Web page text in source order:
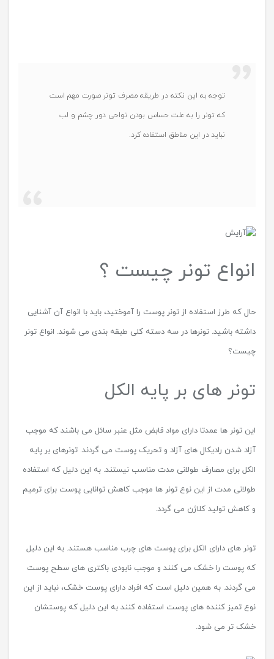
توجه به این نکته در طریقه مصرف تونر صورت مهم است
که تونر را به علت حساس بودن نواحی دور چشم و لب
نباید در این مناطق استفاده کرد.
انواع تونر چیست ؟
حال که طرز استفاده از تونر پوست را آموختید، باید با انواع آن آشنایی
داشته باشید. تونرها در سه دسته کلی طبقه بندی می شوند. انواع تونر
چیست؟
تونر های بر پایه الکل
این تونر ها عمدتا دارای مواد قابض مثل عنبر سائل می باشند که موجب
آزاد شدن رادیکال های آزاد و تحریک پوست می گردند. تونرهای بر پایه
الکل برای مصارف طولانی مدت مناسب نیستند. به این دلیل که استفاده
طولانی مدت از این نوع تونر ها موجب کاهش توانایی پوست برای ترمیم
و کاهش تولید کلاژن می گردد.
تونر های دارای الکل برای پوست های چرب مناسب هستند. به این دلیل
که پوست را خشک می کنند و موجب نابودی باکتری های سطح پوست
می گردند. به همین دلیل است که افراد دارای پوست خشک، نباید از این
نوع تمیز کننده های پوست استفاده کنند به این دلیل که پوستشان
خشک تر می شود.